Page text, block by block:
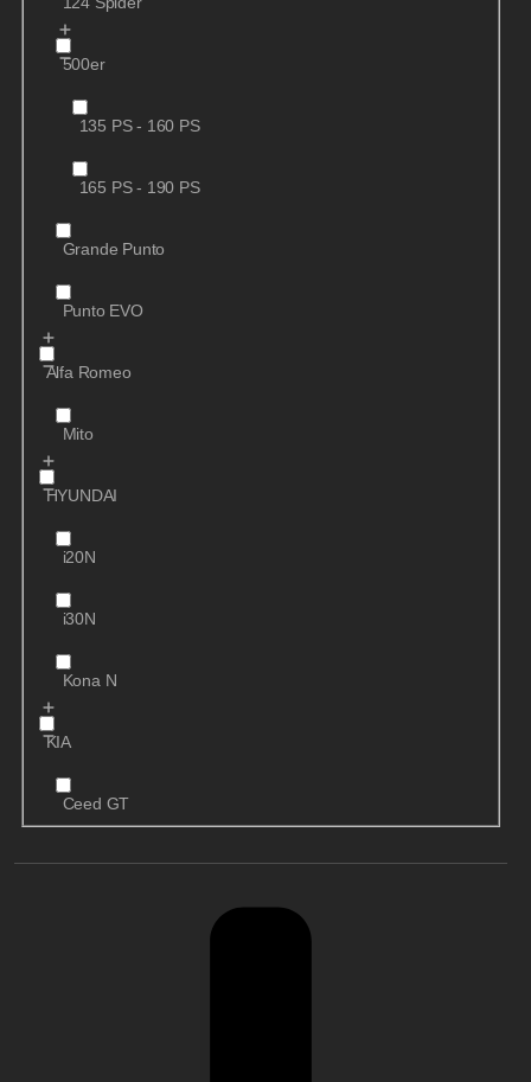
500er
135 PS - 160 PS
165 PS - 190 PS
Grande Punto
Punto EVO
Alfa Romeo
Mito
HYUNDAI
i20N
i30N
Kona N
KIA
Ceed GT